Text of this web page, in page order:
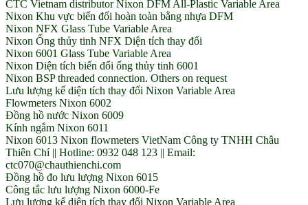
CTC Vietnam distributor Nixon DFM All-Plastic Variable Area
Nixon Khu vực biến đổi hoàn toàn bằng nhựa DFM
Nixon NFX Glass Tube Variable Area
Nixon Ống thủy tinh NFX Diện tích thay đổi
Nixon 6001 Glass Tube Variable Area
Nixon Diện tích biến đổi ống thủy tinh 6001
Nixon BSP threaded connection. Others on request
Lưu lượng kế diện tích thay đổi Nixon Variable Area
Flowmeters Nixon 6002
Đồng hồ nước Nixon 6009
Kính ngắm Nixon 6011
Nixon 6013 Nixon flowmeters VietNam Công ty TNHH Châu
Thiên Chí || Hotline: 0932 048 123 || Email:
ctc070@chauthienchi.com
Đồng hồ đo lưu lượng Nixon 6015
Công tắc lưu lượng Nixon 6000-Fe
Lưu lượng kế diện tích thay đổi Nixon Variable Area